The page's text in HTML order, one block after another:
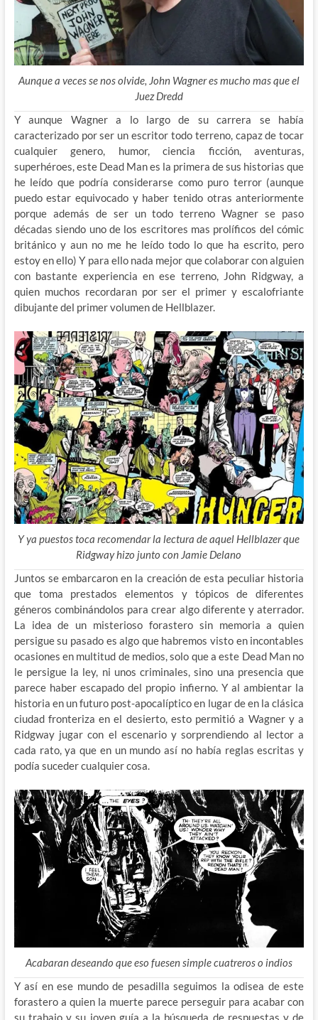
Aunque a veces se nos olvide, John Wagner es mucho mas que el
Juez Dredd
Y aunque Wagner a lo largo de su carrera se había
caracterizado por ser un escritor todo terreno, capaz de tocar
cualquier genero, humor, ciencia ficción, aventuras,
superhéroes, este Dead Man es la primera de sus historias que
he leído que podría considerarse como puro terror (aunque
puedo estar equivocado y haber tenido otras anteriormente
porque además de ser un todo terreno Wagner se paso
décadas siendo uno de los escritores mas prolíficos del cómic
británico y aun no me he leído todo lo que ha escrito, pero
estoy en ello) Y para ello nada mejor que colaborar con alguien
con bastante experiencia en ese terreno, John Ridgway, a
quien muchos recordaran por ser el primer y escalofriante
dibujante del primer volumen de Hellblazer.
Y ya puestos toca recomendar la lectura de aquel Hellblazer que
Ridgway hizo junto con Jamie Delano
Juntos se embarcaron en la creación de esta peculiar historia
que toma prestados elementos y tópicos de diferentes
géneros combinándolos para crear algo diferente y aterrador.
La idea de un misterioso forastero sin memoria a quien
persigue su pasado es algo que habremos visto en incontables
ocasiones en multitud de medios, solo que a este Dead Man no
le persigue la ley, ni unos criminales, sino una presencia que
parece haber escapado del propio infierno. Y al ambientar la
historia en un futuro post-apocalíptico en lugar de en la clásica
ciudad fronteriza en el desierto, esto permitió a Wagner y a
Ridgway jugar con el escenario y sorprendiendo al lector a
cada rato, ya que en un mundo así no había reglas escritas y
podía suceder cualquier cosa.
Acabaran deseando que eso fuesen simple cuatreros o indios
Y así en ese mundo de pesadilla seguimos la odisea de este
forastero a quien la muerte parece perseguir para acabar con
su trabajo y su joven guía a la búsqueda de respuestas y de